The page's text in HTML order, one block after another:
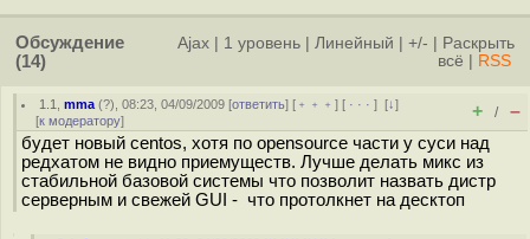
Обсуждение
(14)
Ajax 1 уровень Линейный +/-
Раскрыть
всё
RSS
1.1 ,mma (?), 08:23, 04/09/2009 [ответить] [ ﹢﹢﹢] [ · · ·][↓]
[к модератору] + / –
будет новый centos, хотя по opensource части у суси над
редхатом не видно приемуществ. Лучше делать микс из
стабильной базовой системы что позволит назвать дистр
серверным и свежей GUI - что протолкнет на десктоп